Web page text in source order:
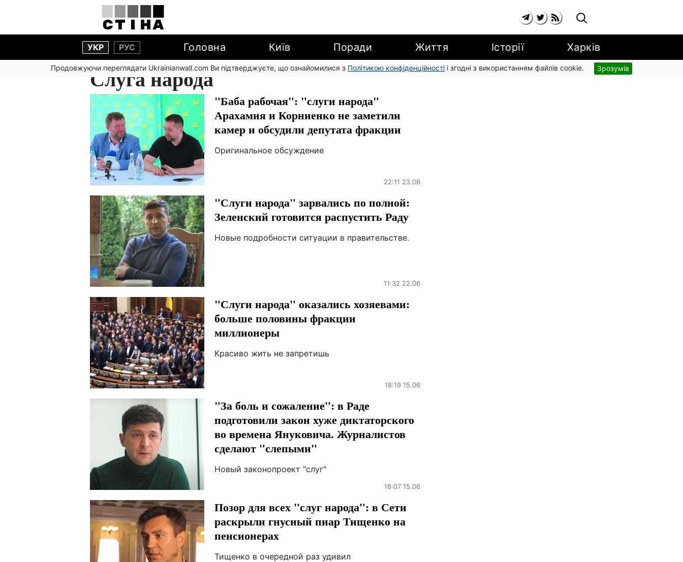
УКР РУС Головна Київ Поради Життя Історії Харків
Продовжуючи переглядати Ukrainianwall.com Ви підтверджуєте, що ознайомилися з Політикою конфіденційності і згодні з використанням файлів cookie. Зрозумів
Слуга народа
"Баба рабочая": "слуги народа"
Арахамия и Корниенко не заметили
камер и обсудили депутата фракции
Оригинальное обсуждение
22:11 23.06
"Слуги народа" зарвались по полной:
Зеленский готовится распустить Раду
Новые подробности ситуации в правительстве.
11:32 22.06
"Слуги народа" оказались хозяевами:
больше половины фракции
миллионеры
Красиво жить не запретишь
18:19 15.06
"За боль и сожаление": в Раде
подготовили закон хуже диктаторского
во времена Януковича. Журналистов
сделают "слепыми"
Новый законопроект "слуг"
18:07 15.06
Позор для всех "слуг народа": в Сети
раскрыли гнусный пиар Тищенко на
пенсионерах
Тищенко в очередной раз удивил